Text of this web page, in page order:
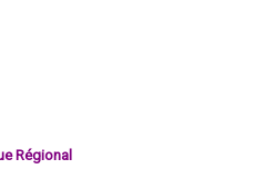
Régional